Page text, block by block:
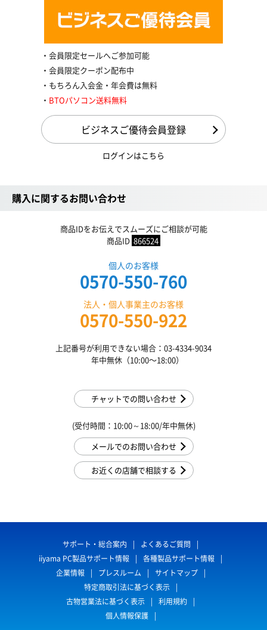
会員限定セールへご参加可能
会員限定クーポン配布中
もちろん入会金・年会費は無料
BTOパソコン送料無料
ビジネスご優待会員登録
ログインはこちら
購入に関するお問い合わせ
商品IDをお伝えでスムーズにご相談が可能
商品ID 866524
個人のお客様
0570-550-760
法人・個人事業主のお客様
0570-550-922
上記番号が利用できない場合：03-4334-9034
年中無休（10:00〜18:00）
チャットでの問い合わせ
(受付時間：10:00～18:00/年中無休)
メールでのお問い合わせ
お近くの店舗で相談する
サポート・総合案内
よくあるご質問
iiyama PC製品サポート情報
各種製品サポート情報
企業情報
プレスルーム
サイトマップ
特定商取引法に基づく表示
古物営業法に基づく表示
利用規約
個人情報保護